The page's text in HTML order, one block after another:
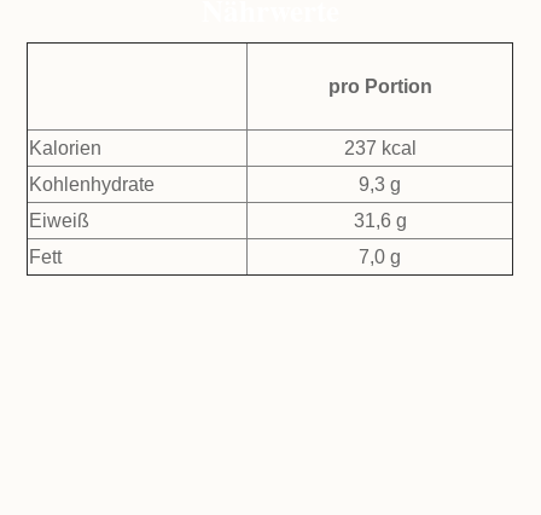
pro Portion
Kalorien
237 kcal
Kohlenhydrate
9,3 g
Eiweiß
31,6 g
Fett
7,0 g